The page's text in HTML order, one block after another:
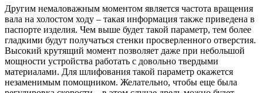
Другим немаловажным моментом является частота вращения
вала на холостом ходу – такая информация также приведена в
паспорте изделия. Чем выше будет такой параметр, тем более
гладкими будут получаться стенки просверленного отверстия.
Высокий крутящий момент позволяет даже при небольшой
мощности устройства работать с довольно твердыми
материалами. Для шлифования такой параметр окажется
незаменимым помощником. Желательно, чтобы еще была